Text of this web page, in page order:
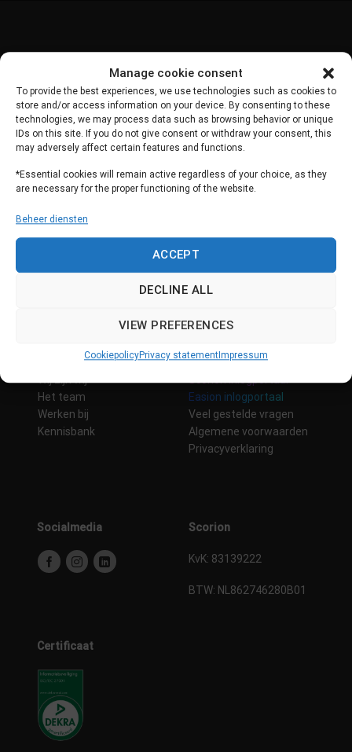
Manage cookie consent
To provide the best experiences, we use technologies such as cookies to
store and/or access information on your device. By consenting to these
technologies, we may process data such as browsing behavior or unique
IDs on this site. If you do not give consent or withdraw your consent, this
may adversely affect certain features and functions.
*Essential cookies will remain active regardless of your choice, as they
are necessary for the proper functioning of the website.
Beheer diensten
ACCEPT
DECLINE ALL
VIEW PREFERENCES
CookiepolicyPrivacy statement Impressum
Producten
Scorion
Easion
Support
Dataveiligheid
Systeemupdates
Het team
Werken bij
Kennisbank
Easion inlogportaal
Veel gestelde vragen
Algemene voorwaarden
Privacyverklaring
Socialmedia Scorion
KvK: 83139222
BTW: NL862746280B01
Certificaat